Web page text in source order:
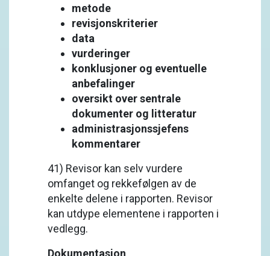
metode
revisjonskriterier
data
vurderinger
konklusjoner og eventuelle
anbefalinger
oversikt over sentrale
dokumenter og litteratur
administrasjonssjefens
kommentarer
41) Revisor kan selv vurdere
omfanget og rekkefølgen av de
enkelte delene i rapporten. Revisor
kan utdype elementene i rapporten i
vedlegg.
Dokumentasjon